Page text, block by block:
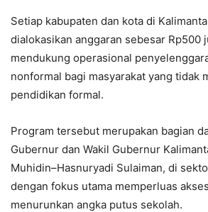
Setiap kabupaten dan kota di
dialokasikan anggaran sebesar Rp500
mendukung operasional
nonformal bagi masyarakat yang tidak
pendidikan formal.
Program tersebut merupakan bagian
Gubernur dan Wakil Gubernur
Muhidin–Hasnuryadi Sulaiman, di
dengan fokus utama memperluas
menurunkan angka putus sekolah.